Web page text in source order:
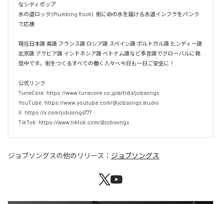
なシティポップ
水の道ロック (Plumbing Rock): 街に命の水を届ける水道インフラをパンク
で応援
現在日本語 英語 フランス語 ロシア語 スペイン語 ポルトガル語 ヒンディー語
北京語 アラビア語 インドネシア語 ベトナム語など多言語でグローバルに発
信中です。街をつくるすべての働く人々へ今日も一日ご安全に！
公式リンク
TuneCore: https://www.tunecore.co.jp/artists/jobsongs
YouTube: https://www.youtube.com/@jobsongs.studio
X: https://x.com/jobsongs777
TikTok: https://www.tiktok.com/@jobsongs
ジョブソングスの他のリリース： ジョブソングス